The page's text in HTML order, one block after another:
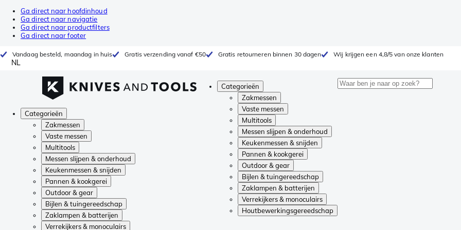
Ga direct naar hoofdinhoud
Ga direct naar navigatie
Ga direct naar productfilters
Ga direct naar footer
Vandaag besteld, maandag in huis Gratis verzending vanaf €50 Gratis retourneren binnen 30 dagen Wij krijgen een 4,8/5 van onze klanten
NL
Categorieën
Zakmessen
Vaste messen
Multitools
Messen slijpen & onderhoud
Keukenmessen & snijden
Pannen & kookgerei
Outdoor & gear
Bijlen & tuingereedschap
Zaklampen & batterijen
Verrekijkers & monoculairs
Houtbewerkingsgereedschap
Categorieën
Zakmessen
Vaste messen
Multitools
Messen slijpen & onderhoud
Keukenmessen & snijden
Pannen & kookgerei
Outdoor & gear
Bijlen & tuingereedschap
Zaklampen & batterijen
Verrekijkers & monoculairs